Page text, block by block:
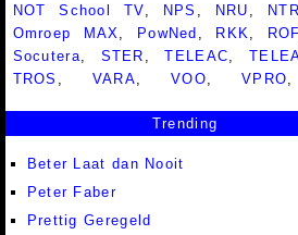
NOT School TV
NPS NRU NTR
Omroep MAX
PowNed RKK ROF
Socutera
STER ,TELEAC
TROS
VARA ,VOO ,VPRO
Trending
Beter Laat dan Nooit
Peter Faber
Prettig Geregeld